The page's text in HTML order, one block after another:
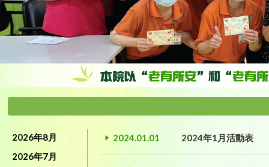
2026年8月
2026年7月
2024.01.01 2024年1月活動表